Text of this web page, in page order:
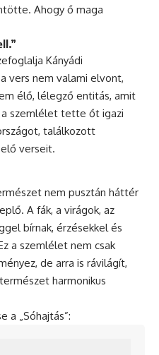
Ahogy ő maga
Kányádi
vers nem valami elvont,
élő, lélegző entitás, amit
a szemlélet tette őt igazi
találkozott
verseit.
nem pusztán háttér
A fák, a virágok, az
bírnak, érzésekkel és
a szemlélet nem csak
de arra is rávilágít,
harmonikus
a „Sóhajtás”: